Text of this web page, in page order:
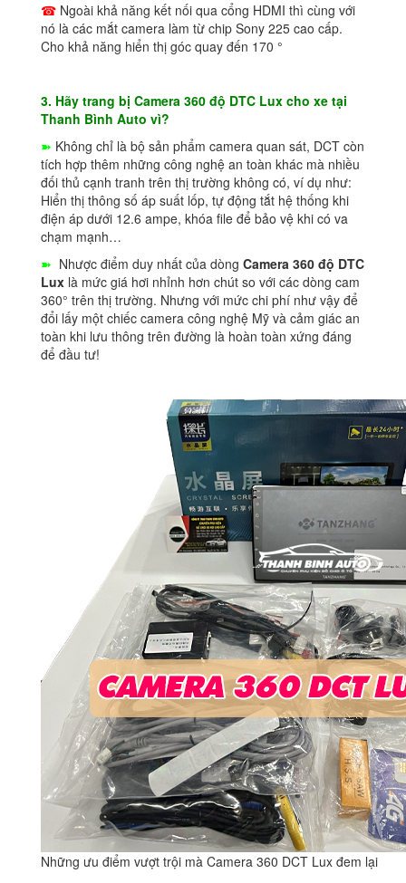
☎ Ngoài khả năng kết nối qua cổng HDMI thì cùng với
nó là các mắt camera làm từ chip Sony 225 cao cấp.
Cho khả năng hiển thị góc quay đến 170 °
3. Hãy trang bị Camera 360 độ DTC Lux cho xe tại
Thanh Bình Auto vì?
➽ Không chỉ là bộ sản phẩm camera quan sát, DCT còn
tích hợp thêm những công nghệ an toàn khác mà nhiều
đối thủ cạnh tranh trên thị trường không có, ví dụ như:
Hiển thị thông số áp suất lốp, tự động tắt hệ thống khi
điện áp dưới 12.6 ampe, khóa file để bảo vệ khi có va
chạm mạnh…
➽ Nhược điểm duy nhất của dòng Camera 360 độ DTC
Lux là mức giá hơi nhỉnh hơn chút so với các dòng cam
360° trên thị trường. Nhưng với mức chi phí như vậy để
đổi lấy một chiếc camera công nghệ Mỹ và cảm giác an
toàn khi lưu thông trên đường là hoàn toàn xứng đáng
để đầu tư!
Những ưu điểm vượt trội mà Camera 360 DCT Lux đem lại